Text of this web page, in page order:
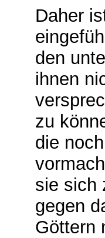
Daher
den
ihnen
zu
die
sie sich
gegen
Göttern